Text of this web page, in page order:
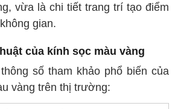
vừa là chi tiết trang trí tạo điểm
gian.
của kính sọc màu vàng
số tham khảo phổ biến của
vàng trên thị trường: